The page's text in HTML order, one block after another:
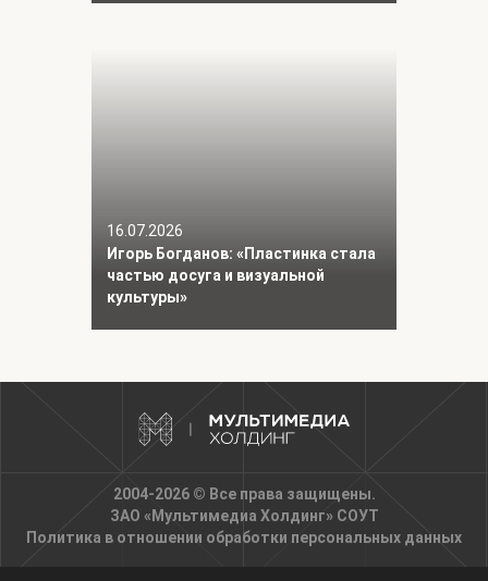
16.07.2026
Игорь Богданов: «Пластинка стала
частью досуга и визуальной
культуры»
2004-2026 © Все права защищены.
ЗАО «Мультимедиа Холдинг» СОУТ
Политика в отношении обработки персональных данных